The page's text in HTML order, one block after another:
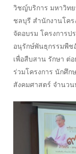
วิชญ์บริการ มหาวิท
ชลบุรี สำนักงานโคร
จัดอบรม โครงการป
อนุรักษ์พันธุกรรมพืช
เพื่อสืบสาน รักษา ต่
ร่วมโครงการ นักศึ
สังคมศาสตร์ จำนว